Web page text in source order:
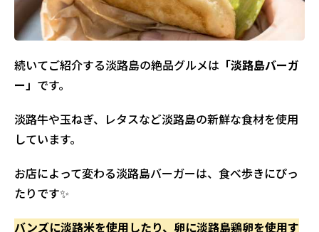
続いてご紹介する淡路島の絶品グルメは 「淡路島バーガ
ー」 です。
淡路牛や玉ねぎ、レタスなど淡路島の新鮮な食材を使用
しています。
お店によって変わる淡路島バーガーは、食べ歩きにぴっ
たりです✨
バンズに淡路米を使用したり、卵に淡路島鶏卵を使用す